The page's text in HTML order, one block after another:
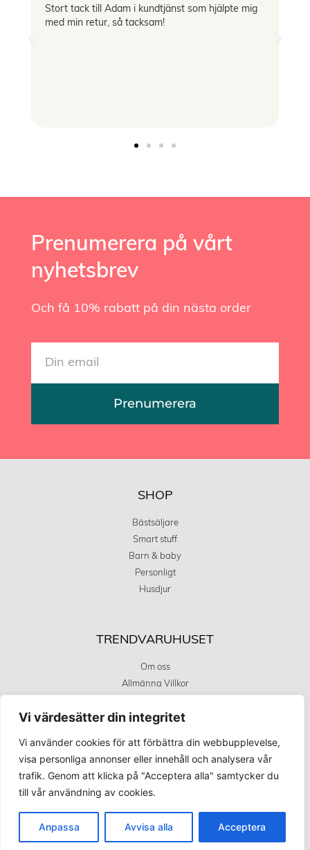
Vi värdesätter din integritet
Vi använder cookies för att förbättra din webbupplevelse,
visa personliga annonser eller innehåll och analysera vår
trafik. Genom att klicka på "Acceptera alla" samtycker du
till vår användning av cookies.
Anpassa Avvisa alla Acceptera
Stort tack till Adam i kundtjänst som hjälpte mig
med min retur, så tacksam!
Prenumerera på vårt
nyhetsbrev
Och få 10% rabatt på din nästa order
Prenumerera
SHOP
Bästsäljare
Smart stuff
Barn & baby
Personligt
Husdjur
TRENDVARUHUSET
Om oss
Allmänna Villkor
Kundservice
KÖPINFORMATION
Frakt och leverans
Retur